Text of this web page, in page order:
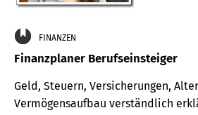
FINANZEN
Finanzplaner Berufseinsteiger
Geld, Steuern, Versicherungen,
Vermögensaufbau verständlich